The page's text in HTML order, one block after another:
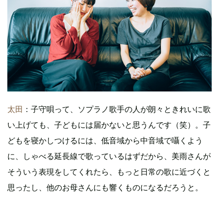
太田 ：子守唄って、ソプラノ歌手の人が朗々ときれいに歌
い上げても、子どもには届かないと思うんです（笑）。子
どもを寝かしつけるには、低音域から中音域で囁くよう
に、しゃべる延長線で歌っているはずだから、美雨さんが
そういう表現をしてくれたら、もっと日常の歌に近づくと
思ったし、他のお母さんにも響くものになるだろうと。